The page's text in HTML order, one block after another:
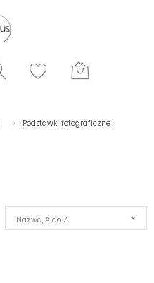
Podstawki fotograficzne
Nazwa, A do Z